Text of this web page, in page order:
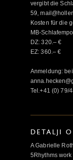
vergibt die
59,
Kosten für die
MB-
DZ: 320.– €
EZ: 360.– €
Anmeldung:
Tel.+41 (0) 79/
DETALJI
A Gabrielle
5Rhythms